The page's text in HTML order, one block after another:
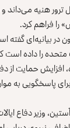
ترور هنیه می‌داند
را فراهم کرد.
در بیانیه‌ای
را داده است
افزایش حمایت از
پاسخگویی به
آستین، وزیر دفاع